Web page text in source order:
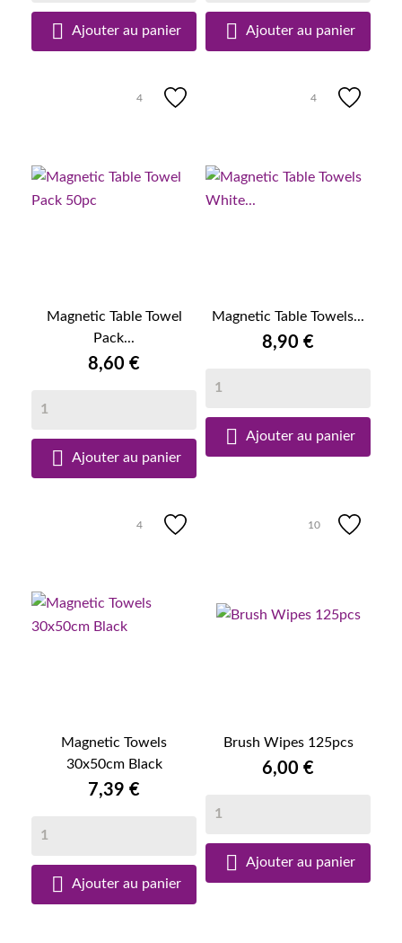
 Ajouter au panier  Ajouter au panier
4
Magnetic Table Towel
Pack...
8,60 €
 Ajouter au panier
4
Magnetic Table Towels...
8,90 €
 Ajouter au panier
4
Magnetic Towels
30x50cm Black
7,39 €
 Ajouter au panier
10
Brush Wipes 125pcs
6,00 €
 Ajouter au panier